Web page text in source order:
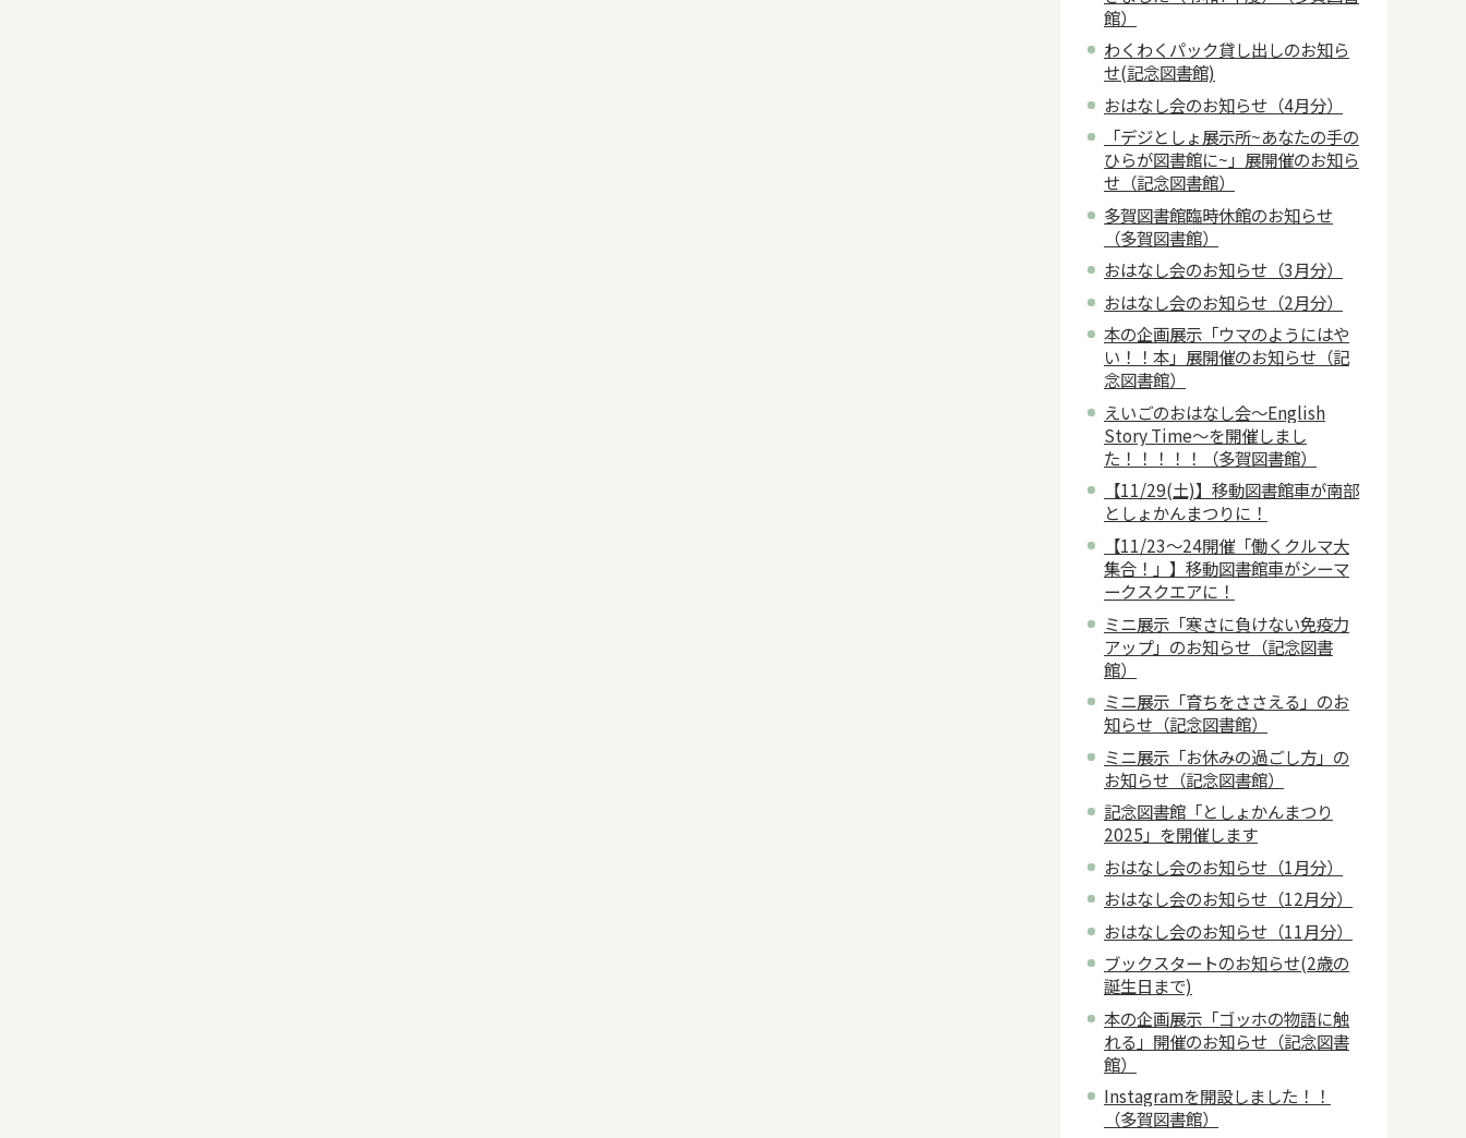
館）
わくわくパック貸し出しのお知ら
せ(記念図書館)
おはなし会のお知らせ（4月分）
「デジとしょ展示所~あなたの手の
ひらが図書館に~」展開催のお知ら
せ（記念図書館）
多賀図書館臨時休館のお知らせ
（多賀図書館）
おはなし会のお知らせ（3月分）
おはなし会のお知らせ（2月分）
本の企画展示「ウマのようにはや
い！！本」展開催のお知らせ（記
念図書館）
えいごのおはなし会～English
Story Time～を開催しまし
た！！！！！（多賀図書館）
【11/29(土)】移動図書館車が南部
としょかんまつりに！
【11/23～24開催「働くクルマ大
集合！」】移動図書館車がシーマ
ークスクエアに！
ミニ展示「寒さに負けない免疫力
アップ」のお知らせ（記念図書
館）
ミニ展示「育ちをささえる」のお
知らせ（記念図書館）
ミニ展示「お休みの過ごし方」の
お知らせ（記念図書館）
記念図書館「としょかんまつり
2025」を開催します
おはなし会のお知らせ（1月分）
おはなし会のお知らせ（12月分）
おはなし会のお知らせ（11月分）
ブックスタートのお知らせ(2歳の
誕生日まで)
本の企画展示「ゴッホの物語に触
れる」開催のお知らせ（記念図書
館）
Instagramを開設しました！！
（多賀図書館）